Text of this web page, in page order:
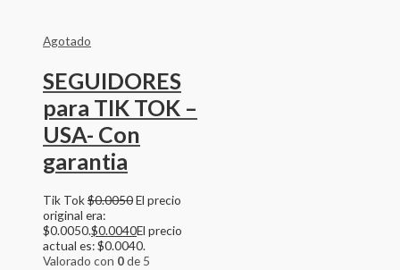
Agotado
SEGUIDORES
para TIK TOK –
USA- Con
garantia
Tik Tok$0.0050El precio
original era:
$0.0050.$0.0040El precio
actual es: $0.0040.
Valorado con 0de 5